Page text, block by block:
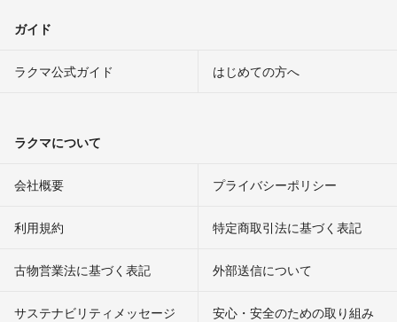
ガイド
ラクマ公式ガイド はじめての方へ
ラクマについて
会社概要 プライバシーポリシー
利用規約 特定商取引法に基づく表記
古物営業法に基づく表記 外部送信について
サステナビリティメッセージ 安心・安全のための取り組み